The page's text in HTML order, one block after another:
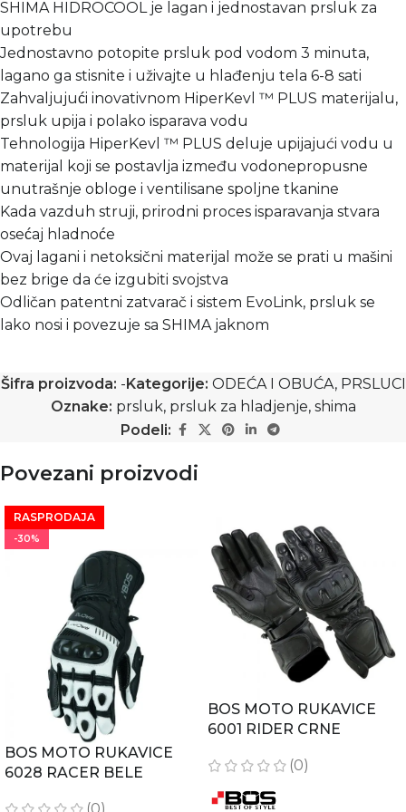
SHIMA HIDROCOOL je lagan i jednostavan prsluk za
upotrebu
Jednostavno potopite prsluk pod vodom 3 minuta,
lagano ga stisnite i uživajte u hlađenju tela 6-8 sati
Zahvaljujući inovativnom HiperKevl ™ PLUS materijalu,
prsluk upija i polako isparava vodu
Tehnologija HiperKevl ™ PLUS deluje upijajući vodu u
materijal koji se postavlja između vodonepropusne
unutrašnje obloge i ventilisane spoljne tkanine
Kada vazduh struji, prirodni proces isparavanja stvara
osećaj hladnoće
Ovaj lagani i netoksični materijal može se prati u mašini
bez brige da će izgubiti svojstva
Odličan patentni zatvarač i sistem EvoLink, prsluk se
lako nosi i povezuje sa SHIMA jaknom
Šifra proizvoda: -Kategorije: ODEĆA I OBUĆA, PRSLUCI
Oznake: prsluk, prsluk za hladjenje, shima
Podeli:
Povezani proizvodi
RASPRODAJA
-30%
BOS MOTO RUKAVICE
6028 RACER BELE
BOS MOTO RUKAVICE
6001 RIDER CRNE
(0)